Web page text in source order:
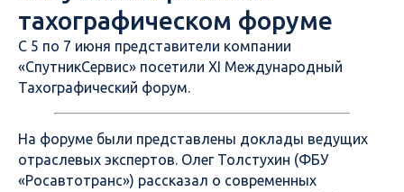
тахографическом форуме
С 5 по 7 июня представители компании
«СпутникСервис» посетили XI Международный
Тахографический форум.
На форуме были представлены доклады ведущих
отраслевых экспертов. Олег Толстухин (ФБУ
«Росавтотранс») рассказал о современных